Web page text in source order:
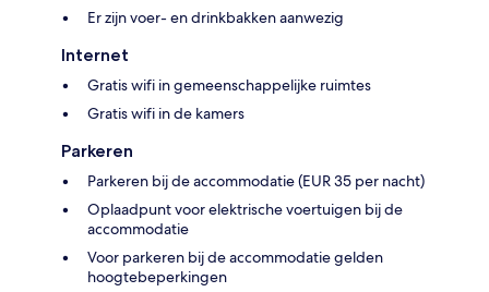
Er zijn voer- en drinkbakken aanwezig
Internet
Gratis wifi in gemeenschappelijke ruimtes
Gratis wifi in de kamers
Parkeren
Parkeren bij de accommodatie (EUR 35 per nacht)
Oplaadpunt voor elektrische voertuigen bij de
accommodatie
Voor parkeren bij de accommodatie gelden
hoogtebeperkingen